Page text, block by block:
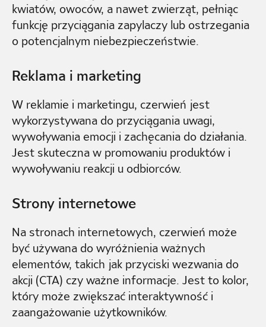
kwiatów, owoców, a nawet zwierząt, pełniąc
funkcję przyciągania zapylaczy lub ostrzegania
o potencjalnym niebezpieczeństwie.
Reklama i marketing
W reklamie i marketingu, czerwień jest
wykorzystywana do przyciągania uwagi,
wywoływania emocji i zachęcania do działania.
Jest skuteczna w promowaniu produktów i
wywoływaniu reakcji u odbiorców.
Strony internetowe
Na stronach internetowych, czerwień może
być używana do wyróżnienia ważnych
elementów, takich jak przyciski wezwania do
akcji (CTA) czy ważne informacje. Jest to kolor,
który może zwiększać interaktywność i
zaangażowanie użytkowników.